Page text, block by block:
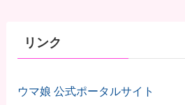
リンク
ウマ娘 公式ポータルサイト